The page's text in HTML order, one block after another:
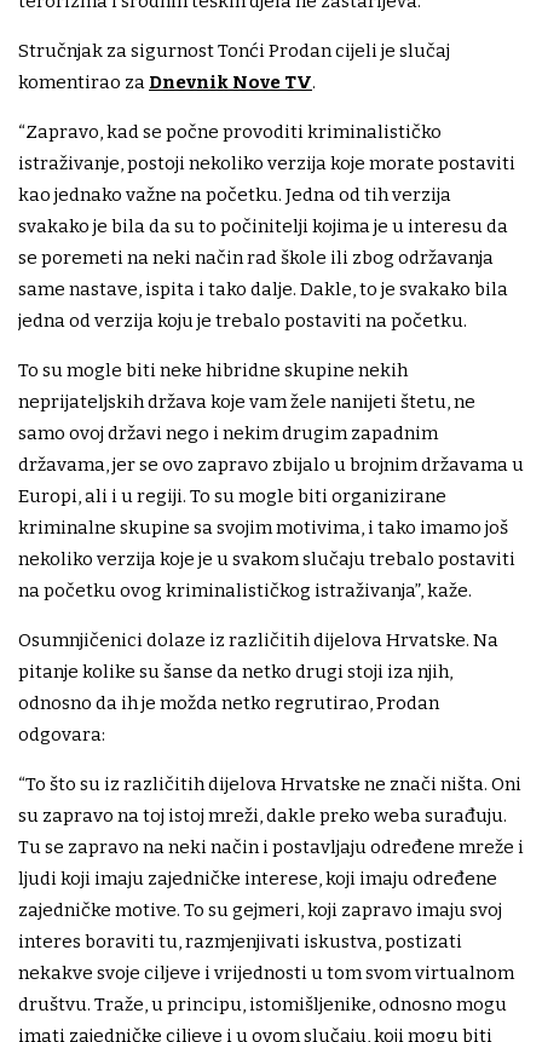
Stručnjak za sigurnost Tonći Prodan cijeli je slučaj
komentirao za Dnevnik Nove TV.
“Zapravo, kad se počne provoditi kriminalističko
istraživanje, postoji nekoliko verzija koje morate postaviti
kao jednako važne na početku. Jedna od tih verzija
svakako je bila da su to počinitelji kojima je u interesu da
se poremeti na neki način rad škole ili zbog održavanja
same nastave, ispita i tako dalje. Dakle, to je svakako bila
jedna od verzija koju je trebalo postaviti na početku.
To su mogle biti neke hibridne skupine nekih
neprijateljskih država koje vam žele nanijeti štetu, ne
samo ovoj državi nego i nekim drugim zapadnim
državama, jer se ovo zapravo zbijalo u brojnim državama u
Europi, ali i u regiji. To su mogle biti organizirane
kriminalne skupine sa svojim motivima, i tako imamo još
nekoliko verzija koje je u svakom slučaju trebalo postaviti
na početku ovog kriminalističkog istraživanja”, kaže.
Osumnjičenici dolaze iz različitih dijelova Hrvatske. Na
pitanje kolike su šanse da netko drugi stoji iza njih,
odnosno da ih je možda netko regrutirao, Prodan
odgovara:
“To što su iz različitih dijelova Hrvatske ne znači ništa. Oni
su zapravo na toj istoj mreži, dakle preko weba surađuju.
Tu se zapravo na neki način i postavljaju određene mreže i
ljudi koji imaju zajedničke interese, koji imaju određene
zajedničke motive. To su gejmeri, koji zapravo imaju svoj
interes boraviti tu, razmjenjivati iskustva, postizati
nekakve svoje ciljeve i vrijednosti u tom svom virtualnom
društvu. Traže, u principu, istomišljenike, odnosno mogu
imati zajedničke ciljeve i u ovom slučaju, koji mogu biti